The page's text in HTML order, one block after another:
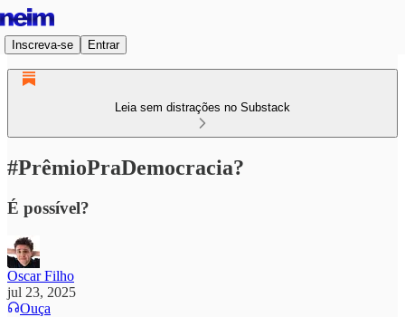
Inscreva-se Entrar
Leia sem distrações no Substack
#PrêmioPraDemocracia?
É possível?
Oscar Filho
jul 23, 2025
Ouça